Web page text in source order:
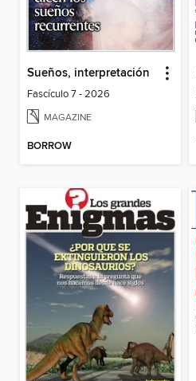
Sueños, interpretación
Fascículo 7 - 2026
MAGAZINE
BORROW